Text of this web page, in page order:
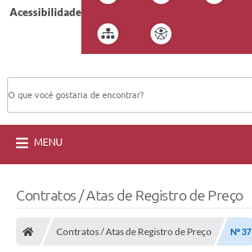
Acessibilidade
MENU
Contratos / Atas de Registro de Preço
Contratos / Atas de Registro de Preço Nº 37